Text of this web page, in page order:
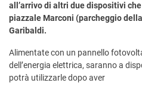
all’arrivo di altri due dispositivi
piazzale Marconi (parcheggio
Garibaldi.
Alimentate con un pannello
dell’energia elettrica, saranno a
potrà utilizzarle dopo aver